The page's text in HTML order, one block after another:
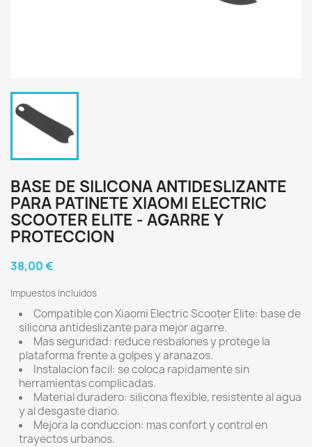
BASE DE SILICONA ANTIDESLIZANTE
PARA PATINETE XIAOMI ELECTRIC
SCOOTER ELITE - AGARRE Y
PROTECCION
38,00 €
Impuestos incluidos
Compatible con Xiaomi Electric Scooter Elite: base de
silicona antideslizante para mejor agarre.
Mas seguridad: reduce resbalones y protege la
plataforma frente a golpes y aranazos.
Instalacion facil: se coloca rapidamente sin
herramientas complicadas.
Material duradero: silicona flexible, resistente al agua
y al desgaste diario.
Mejora la conduccion: mas confort y control en
trayectos urbanos.